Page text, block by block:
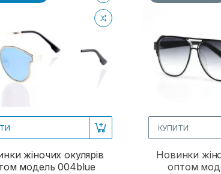
жіночих окулярів
модель 004blue
КУПИТИ
Новинки
оптом